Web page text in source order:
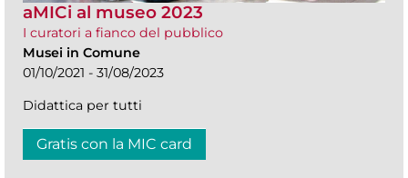
aMICi al museo 2023
I curatori a fianco del pubblico
Musei in Comune
01/10/2021 - 31/08/2023
Didattica per tutti
Gratis con la MIC card